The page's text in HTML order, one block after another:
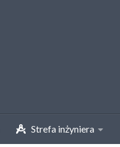
Strefa inżyniera